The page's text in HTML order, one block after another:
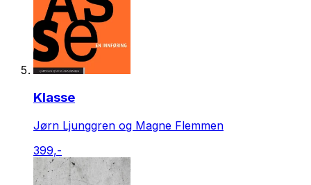
Klasse
Jørn Ljunggren og Magne Flemmen
399,-